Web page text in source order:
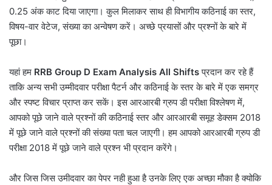
0.25 अंक काट दिया जाएगा। कुल मिलाकर साथ ही विभागीय कठिनाई का स्तर,
विषय-वार वेटेज, संख्या का अन्वेषण करें। अच्छे प्रयासों और प्रश्नों के बारे में
पूछा।
यहां हम RRB Group D Exam Analysis All Shiftsप्रदान कर रहे हैं
ताकि अन्य सभी उम्मीदवार परीक्षा पैटर्न और कठिनाई के स्तर के बारे में एक समग्र
और स्पष्ट विचार प्राप्त कर सकें। इस आरआरबी ग्रुप डी परीक्षा विश्लेषण में,
आपको पूछे जाने वाले प्रश्नों की कठिनाई स्तर और आरआरबी समूह डेक्सम 2018
में पूछे जाने वाले प्रश्नों की संख्या पता चल जाएगी। हम आपको आरआरबी ग्रुप डी
परीक्षा 2018 में पूछे जाने वाले प्रश्न भी प्रदान करेंगे।
और जिस जिस उमीदवार का पेपर नही हुआ है उनके लिए एक अच्छा मौका है क्योकि